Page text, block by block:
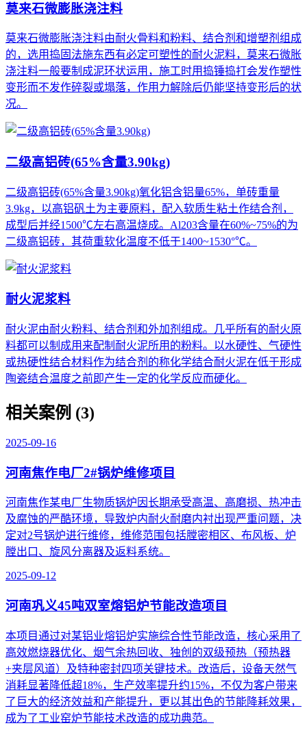
莫来石微膨胀浇注料
莫来石微膨胀浇注料由耐火骨料和粉料、结合剂和增塑剂组成
的，选用捣固法施东西有必定可塑性的耐火泥料，莫来石微胀
浇注料一般要制成泥环状运用，施工时用捣锤捣打会发作塑性
变形而不发作碎裂或塌落，作用力解除后仍能坚持变形后的状
况。
二级高铝砖(65%含量3.90kg)
二级高铝砖(65%含量3.90kg)氧化铝含铝量65%，单砖重量
3.9kg，以高铝矾土为主要原料，配入软质生粘土作结合剂，
成型后并经1500℃左右高温烧成。Al203含量在60%~75%的为
二级高铝砖，其荷重软化温度不低于1400~1530°℃。
耐火泥浆料
耐火泥由耐火粉料、结合剂和外加剂组成。几乎所有的耐火原
料都可以制成用来配制耐火泥所用的粉料。以水硬性、气硬性
或热硬性结合材料作为结合剂的称化学结合耐火泥在低于形成
陶瓷结合温度之前即产生一定的化学反应而硬化。
相关案例 (3)
2025-09-16
河南焦作电厂2#锅炉维修项目
河南焦作某电厂生物质锅炉因长期承受高温、高磨损、热冲击
及腐蚀的严酷环境，导致炉内耐火耐磨内衬出现严重问题，决
定对2号锅炉进行维修，维修范围包括膛密相区、布风板、炉
膛出口、旋风分离器及返料系统。
2025-09-12
河南巩义45吨双室熔铝炉节能改造项目
本项目通过对某铝业熔铝炉实施综合性节能改造，核心采用了
高效燃烧器优化、烟气余热回收、独创的双级预热（预热器
+夹层风道）及特种密封四项关键技术。改造后，设备天然气
消耗显著降低超18%，生产效率提升约15%，不仅为客户带来
了巨大的经济效益和产能提升，更以其出色的节能降耗效果，
成为了工业窑炉节能技术改造的成功典范。